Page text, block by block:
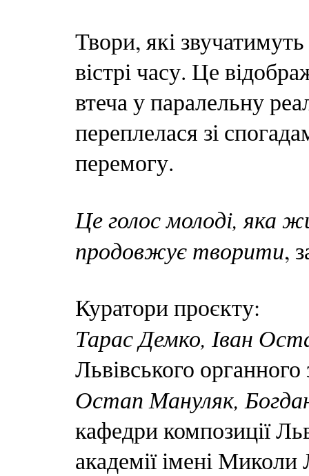
Твори, які
вістрі часу. Це
втеча у паралельну
переплелася зі
перемогу.
Це голос молоді, яка
продовжує творити,
Куратори проєкту:
Тарас Демко, Іван
Львівського органного
Остап Мануляк,
кафедри композиції
академії імені Миколи